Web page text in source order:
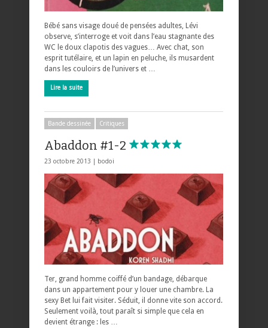
Bébé sans visage doué de pensées adultes, Lévi
observe, s’interroge et voit dans l’eau stagnante des
WC le doux clapotis des vagues… Avec chat, son
esprit tutélaire, et un lapin en peluche, ils musardent
dans les couloirs de l’univers et …
Lire la suite
Bande dessinée Critiques
Abaddon #1-2
23 octobre 2013 | bodoi
Ter, grand homme coiffé d’un bandage, débarque
dans un appartement pour y louer une chambre. La
sexy Bet lui fait visiter. Séduit, il donne vite son accord.
Seulement voilà, tout paraît si simple que cela en
devient étrange : les …